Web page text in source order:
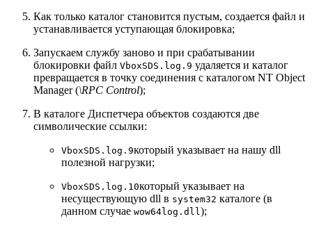
Как только каталог становится пустым, создается файл и
устанавливается уступающая блокировка;
Запускаем службу заново и при срабатывании
блокировки файл VboxSDS.log.9 удаляется и каталог
превращается в точку соединения с каталогом NT Object
Manager (\RPC Control);
В каталоге Диспетчера объектов создаются две
символические ссылки:
VboxSDS.log.9который указывает на нашу dll
полезной нагрузки;
VboxSDS.log.10который указывает на
несуществующую dll в system32 каталоге (в
данном случае wow64log.dll);